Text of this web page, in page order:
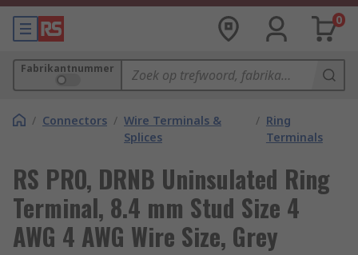
0
Fabrikantnummer
/ Connectors / Wire Terminals &
Splices
/ Ring
Terminals
RS PRO, DRNB Uninsulated Ring
Terminal, 8.4 mm Stud Size 4
AWG 4 AWG Wire Size, Grey